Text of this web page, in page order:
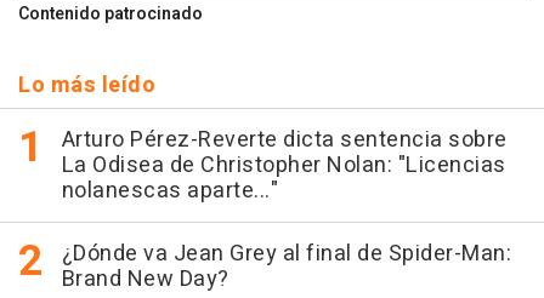
Contenido patrocinado
Lo más leído
Arturo Pérez-Reverte dicta sentencia sobre
La Odisea de Christopher Nolan: "Licencias
nolanescas aparte..."
¿Dónde va Jean Grey al final de Spider-Man:
Brand New Day?